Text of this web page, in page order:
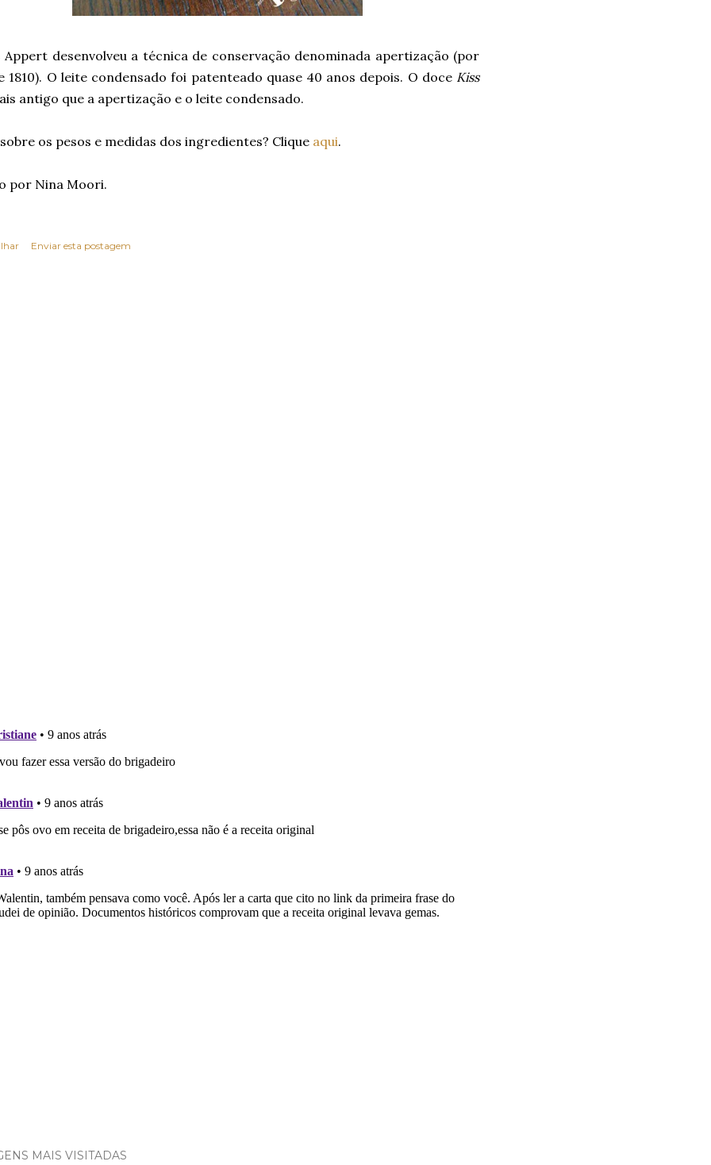
Appert desenvolveu a técnica de conservação denominada apertização (por
1810). O leite condensado foi patenteado quase 40 anos depois. O doce Kiss
antigo que a apertização e o leite condensado.
os pesos e medidas dos ingredientes? Clique aqui.
por Nina Moori.
Enviar esta postagem
MAIS VISITADAS